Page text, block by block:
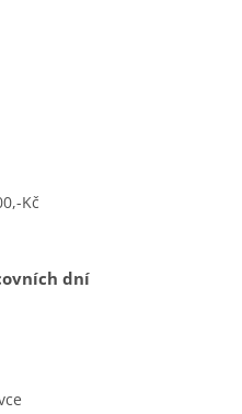
Kč
dní